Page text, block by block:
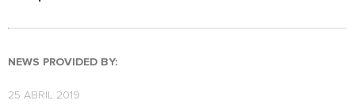
NEWS PROVIDED BY:
25 ABRIL 2019